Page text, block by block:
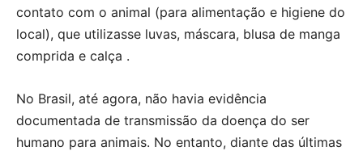
contato com o animal (para alimentação e higiene do
local), que utilizasse luvas, máscara, blusa de manga
comprida e calça .
No Brasil, até agora, não havia evidência
documentada de transmissão da doença do ser
humano para animais. No entanto, diante das últimas